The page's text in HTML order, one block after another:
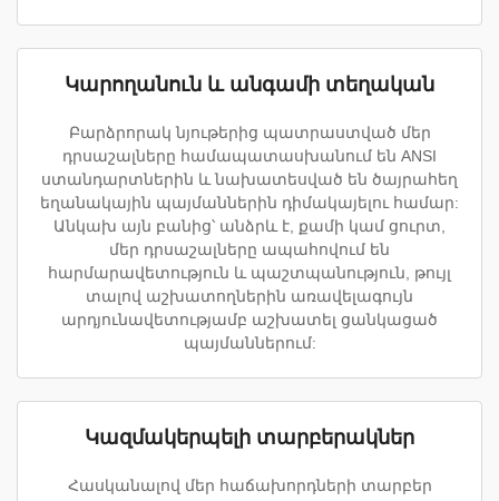
Կարողանուն և անգամի տեղական
Բարձրորակ նյութերից պատրաստված մեր
դրսաշալները համապատասխանում են ANSI
ստանդարտներին և նախատեսված են ծայրահեղ
եղանակային պայմաններին դիմակայելու համար:
Անկախ այն բանից՝ անձրև է, քամի կամ ցուրտ,
մեր դրսաշալները ապահովում են
հարմարավետություն և պաշտպանություն, թույլ
տալով աշխատողներին առավելագույն
արդյունավետությամբ աշխատել ցանկացած
պայմաններում:
Կազմակերպելի տարբերակներ
Հասկանալով մեր հաճախորդների տարբեր